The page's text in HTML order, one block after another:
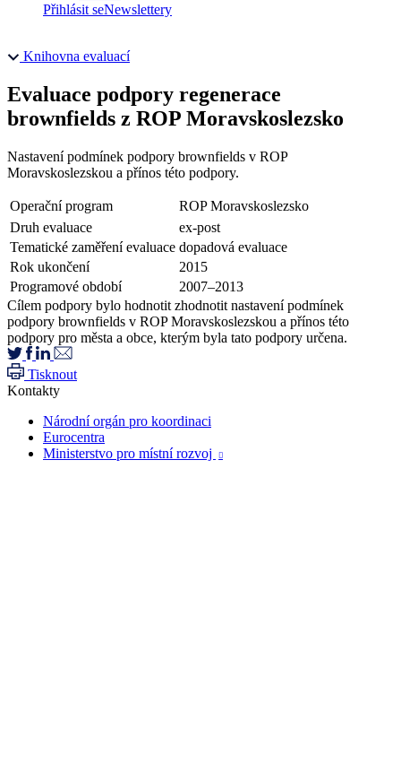
Přihlásit seNewslettery
Knihovna evaluací
Evaluace podpory regenerace
brownfields z ROP Moravskoslezsko
Nastavení podmínek podpory brownfields v ROP
Moravskoslezskou a přínos této podpory.
Operační program
ROP Moravskoslezsko
Druh evaluace
ex-post
Tematické zaměření evaluace dopadová evaluace
Rok ukončení
2015
Programové období
2007–2013
Cílem podpory bylo hodnotit zhodnotit nastavení podmínek
podpory brownfields v ROP Moravskoslezskou a přínos této
podpory pro města a obce, kterým byla tato podpory určena.
Tisknout
Kontakty
Národní orgán pro koordinaci
Eurocentra
Ministerstvo pro místní rozvoj
